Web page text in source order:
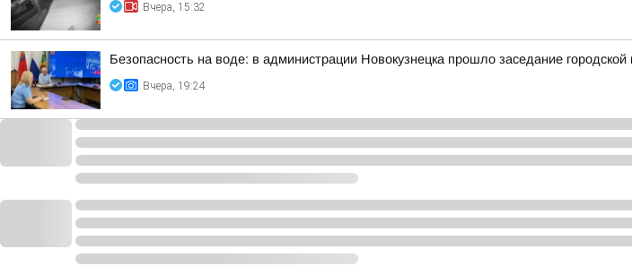
Вчера, 15:32
Безопасность на воде: в администрации Новокузнецка прошло заседание городской
Вчера, 19:24